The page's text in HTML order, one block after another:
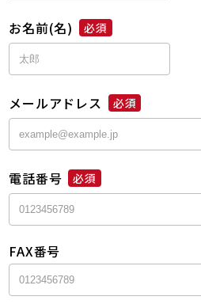
お名前(名) 必須
メールアドレス 必須
電話番号 必須
FAX番号